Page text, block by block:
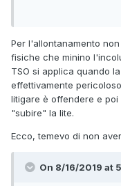
magari da qualche
Ovviamente ben si
disporne
presidenziale, in
dei presupposti nel
l'assistenza legale di
per coprire le spese
caso sia necessario
Per l'allontanamento
fisiche che minino
TSO si applica quando
effettivamente
litigare è offendere e
"subire" la lite.
Ecco, temevo di non
On 8/16/2019 at